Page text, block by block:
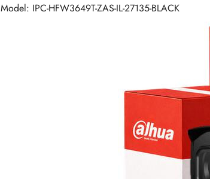
Model: IPC-HFW3649T-ZAS-IL-27135-BLACK